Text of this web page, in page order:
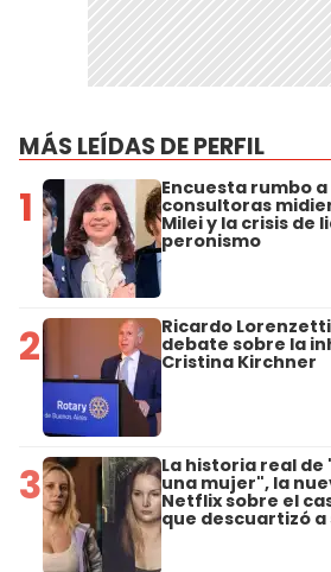
MÁS LEÍDAS DE PERFIL
1 Encuesta rumbo
consultoras
Milei y la crisis de
peronismo
2 Ricardo
debate sobre la
Cristina Kirchner
3 La historia real de
una mujer", la
Netflix sobre el
que descuartizó